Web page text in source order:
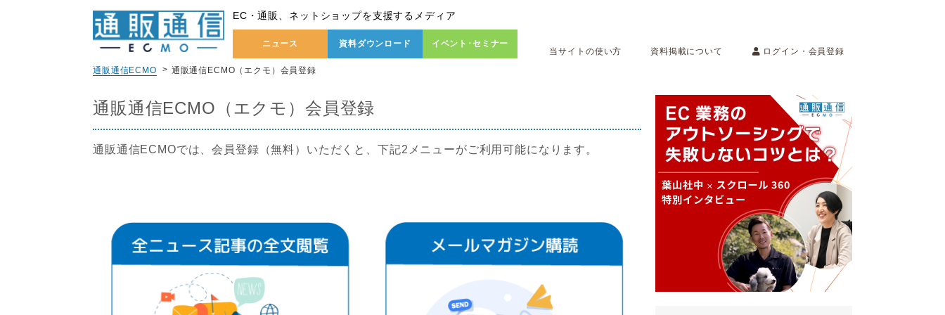
EC・通販、ネットショップを支援するメディア
ニュース 資料ダウンロード イベント･セミナー
当サイトの使い方 資料掲載について
ログイン・会員登録
通販通信ECMO
通販通信ECMO（エクモ）会員登録
通販通信ECMO（エクモ）会員登録
通販通信ECMOでは、会員登録（無料）いただくと、下記2メニューがご利用可能になります。